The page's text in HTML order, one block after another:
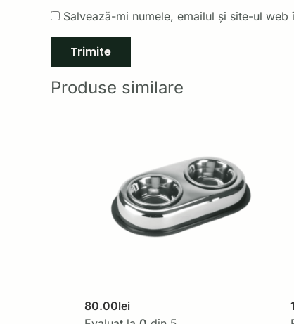
Salvează-mi numele, emailul și site-ul
Produse similare
80.00lei